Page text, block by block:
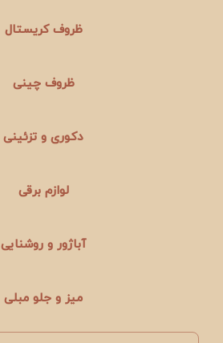
ظروف کریستال
ظروف چینی
دکوری و تزئینی
لوازم برقی
آباژور و روشنایی
میز و جلو مبلی